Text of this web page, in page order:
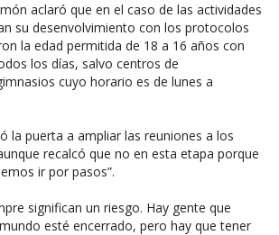
aclaró que en el caso de las actividades
su desenvolvimiento con los protocolos
la edad permitida de 18 a 16 años con
los días, salvo centros de
cuyo horario es de lunes a
la puerta a ampliar las reuniones a los
recalcó que no en esta etapa porque
ir por pasos”.
significan un riesgo. Hay gente que
esté encerrado, pero hay que tener